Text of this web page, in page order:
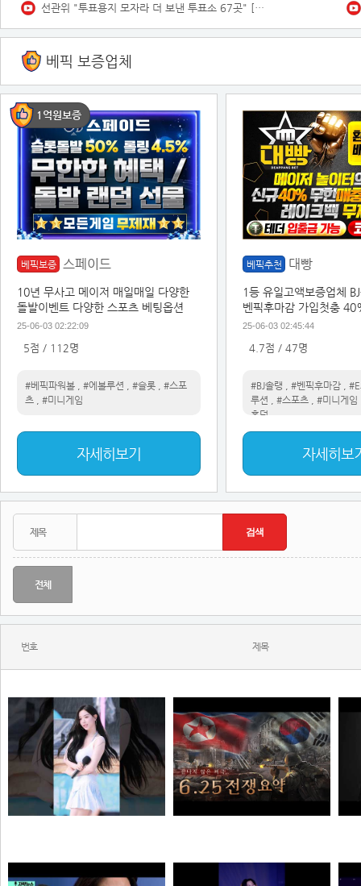
선관위 "투표용지 모자라 더 보낸 투표소 67곳" [MBN 뉴스7]
베픽 보증업체
1억원보증
베픽보증 스페이드
10년 무사고 메이저 매일매일 다양한
돌발이벤트 다양한 스포츠 베팅옵션
25-06-03 02:22:09
5점 / 112명
#베픽파워볼 #에볼루션 #슬롯
#스포
츠
#미니게임
자세히보기
베픽추천 대빵
1등 유일고액보증업체
벤픽후마감 가입첫충
벤트
25-06-03 02:45:44
4.7점 / 47명
#BJ솔랭 #벤픽후마감
루션
#스포츠 #미니게임
홀덤
자세히보
전체
번호 제목
해골
질주머신